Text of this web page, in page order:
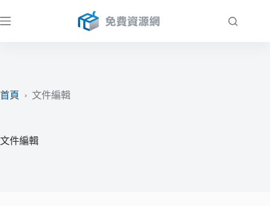
至
首頁
› 文件編輯
文件編輯